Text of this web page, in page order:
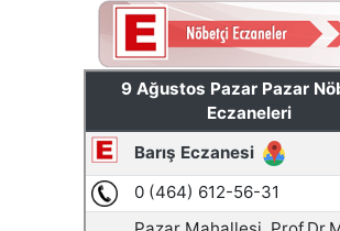
AYDER'E BAKANLIK KORUMASI